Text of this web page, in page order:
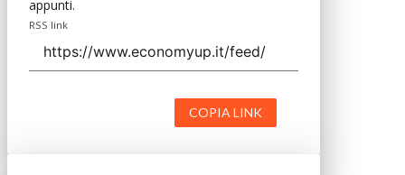
appunti.
RSS link
COPIA LINK